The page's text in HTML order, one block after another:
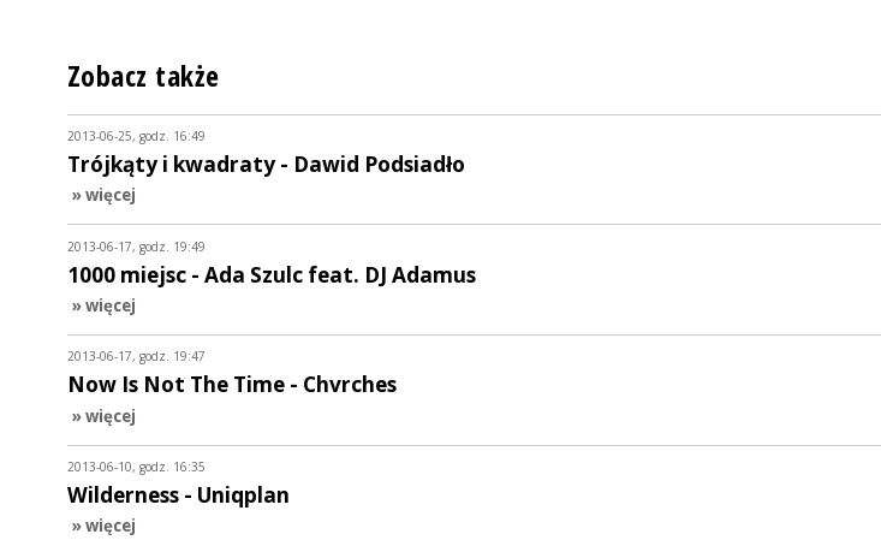
Zobacz także
2013-06-25, godz. 16:49
Trójkąty i kwadraty - Dawid Podsiadło
» więcej
2013-06-17, godz. 19:49
1000 miejsc - Ada Szulc feat. DJ Adamus
» więcej
2013-06-17, godz. 19:47
Now Is Not The Time - Chvrches
» więcej
2013-06-10, godz. 16:35
Wilderness - Uniqplan
» więcej